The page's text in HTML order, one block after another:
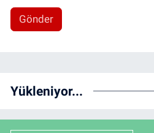
Gönder
Yükleniyor...